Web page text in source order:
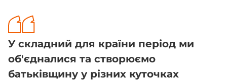
У складний для країни період ми
об'єдналися та створюємо
батьківщину у різних куточках